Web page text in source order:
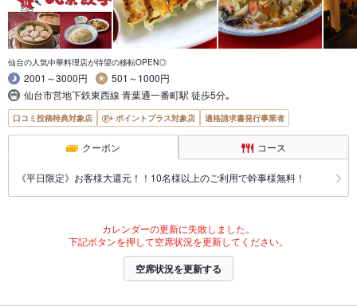
仙台の人気中華料理店が待望の移転OPEN◎
2001～3000円
501～1000円
仙台市営地下鉄東西線 青葉通一番町駅 徒歩5分｡
口コミ投稿特典対象店 ポイントプラス対象店 適格請求書発行事業者
クーポン コース
《平日限定》お客様大還元！！10名様以上のご利用で幹事様無料！
カレンダーの更新に失敗しました。
下記ボタンを押して空席状況を更新してください。
空席状況を更新する